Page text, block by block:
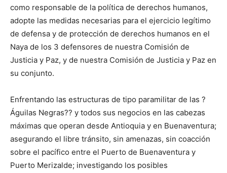
como responsable de la política de derechos humanos,
adopte las medidas necesarias para el ejercicio legítimo
de defensa y de protección de derechos humanos en el
Naya de los 3 defensores de nuestra Comisión de
Justicia y Paz, y de nuestra Comisión de Justicia y Paz en
su conjunto.
Enfrentando las estructuras de tipo paramilitar de las ?
Águilas Negras?? y todos sus negocios en las cabezas
máximas que operan desde Antioquia y en Buenaventura;
asegurando el libre tránsito, sin amenazas, sin coacción
sobre el pacífico entre el Puerto de Buenaventura y
Puerto Merizalde; investigando los posibles